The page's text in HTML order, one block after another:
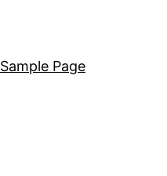
Sample Page